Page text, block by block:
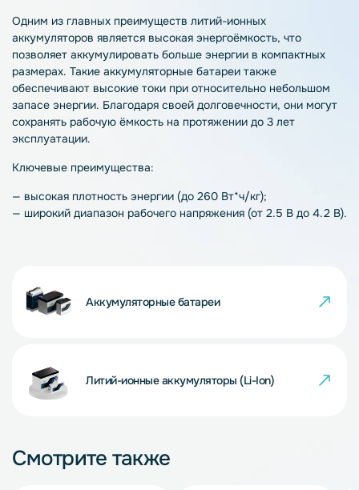
Одним из главных преимуществ литий-ионных
аккумуляторов является высокая энергоёмкость, что
позволяет аккумулировать больше энергии в компактных
размерах. Такие аккумуляторные батареи также
обеспечивают высокие токи при относительно небольшом
запасе энергии. Благодаря своей долговечности, они могут
сохранять рабочую ёмкость на протяжении до 3 лет
эксплуатации.
Ключевые преимущества:
— высокая плотность энергии (до 260 Вт*ч/кг);
— широкий диапазон рабочего напряжения (от 2.5 В до 4.2 В).
Аккумуляторные батареи
Литий-ионные аккумуляторы (Li-Ion)
Смотрите также